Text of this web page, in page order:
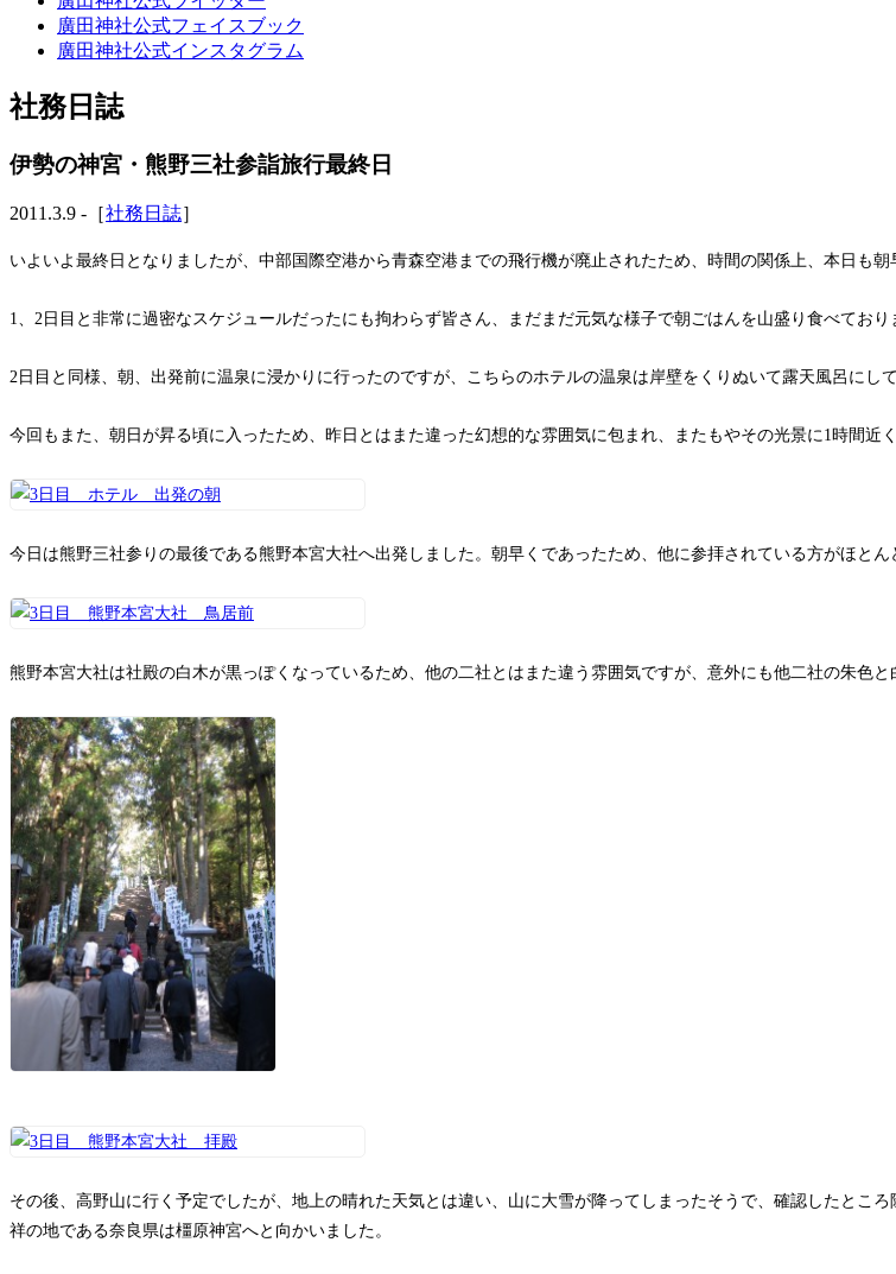
廣田神社公式フェイスブック
廣田神社公式インスタグラム
社務日誌
伊勢の神宮・熊野三社参詣旅行最終日
2011.3.9 -［社務日誌］
いよいよ最終日となりましたが、中部国際空港から青森空港までの飛行機が廃止されたため、時間の関係上、本日も朝
1、2日目と非常に過密なスケジュールだったにも拘わらず皆さん、まだまだ元気な様子で朝ごはんを山盛り食べており
2日目と同様、朝、出発前に温泉に浸かりに行ったのですが、こちらのホテルの温泉は岸壁をくりぬいて露天風呂にし
今回もまた、朝日が昇る頃に入ったため、昨日とはまた違った幻想的な雰囲気に包まれ、またもやその光景に1時間近
今日は熊野三社参りの最後である熊野本宮大社へ出発しました。朝早くであったため、他に参拝されている方がほと
熊野本宮大社は社殿の白木が黒っぽくなっているため、他の二社とはまた違う雰囲気ですが、意外にも他二社の朱色
その後、高野山に行く予定でしたが、地上の晴れた天気とは違い、山に大雪が降ってしまったそうで、確認したとこ
祥の地である奈良県は橿原神宮へと向かいました。